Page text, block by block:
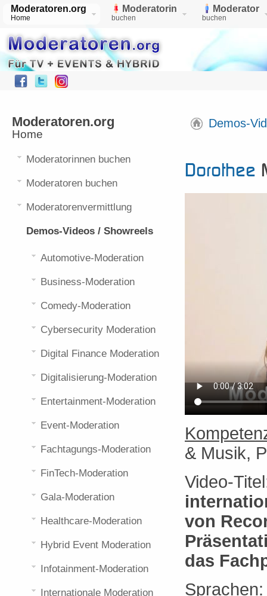
Moderatoren.org
Home
Moderatorin
buchen
Moderator
buchen
Demos-
Dorothee
& Musik,
Video-
von
das
Moderatoren.org
Home
Moderatorinnen buchen
Moderatoren buchen
Moderatorenvermittlung
Demos-Videos / Showreels
Automotive-Moderation
Business-Moderation
Comedy-Moderation
Cybersecurity Moderation
Digital Finance Moderation
Digitalisierung-Moderation
Entertainment-Moderation
Event-Moderation
Fachtagungs-Moderation
FinTech-Moderation
Gala-Moderation
Healthcare-Moderation
Hybrid Event Moderation
Infotainment-Moderation
Internationale Moderation